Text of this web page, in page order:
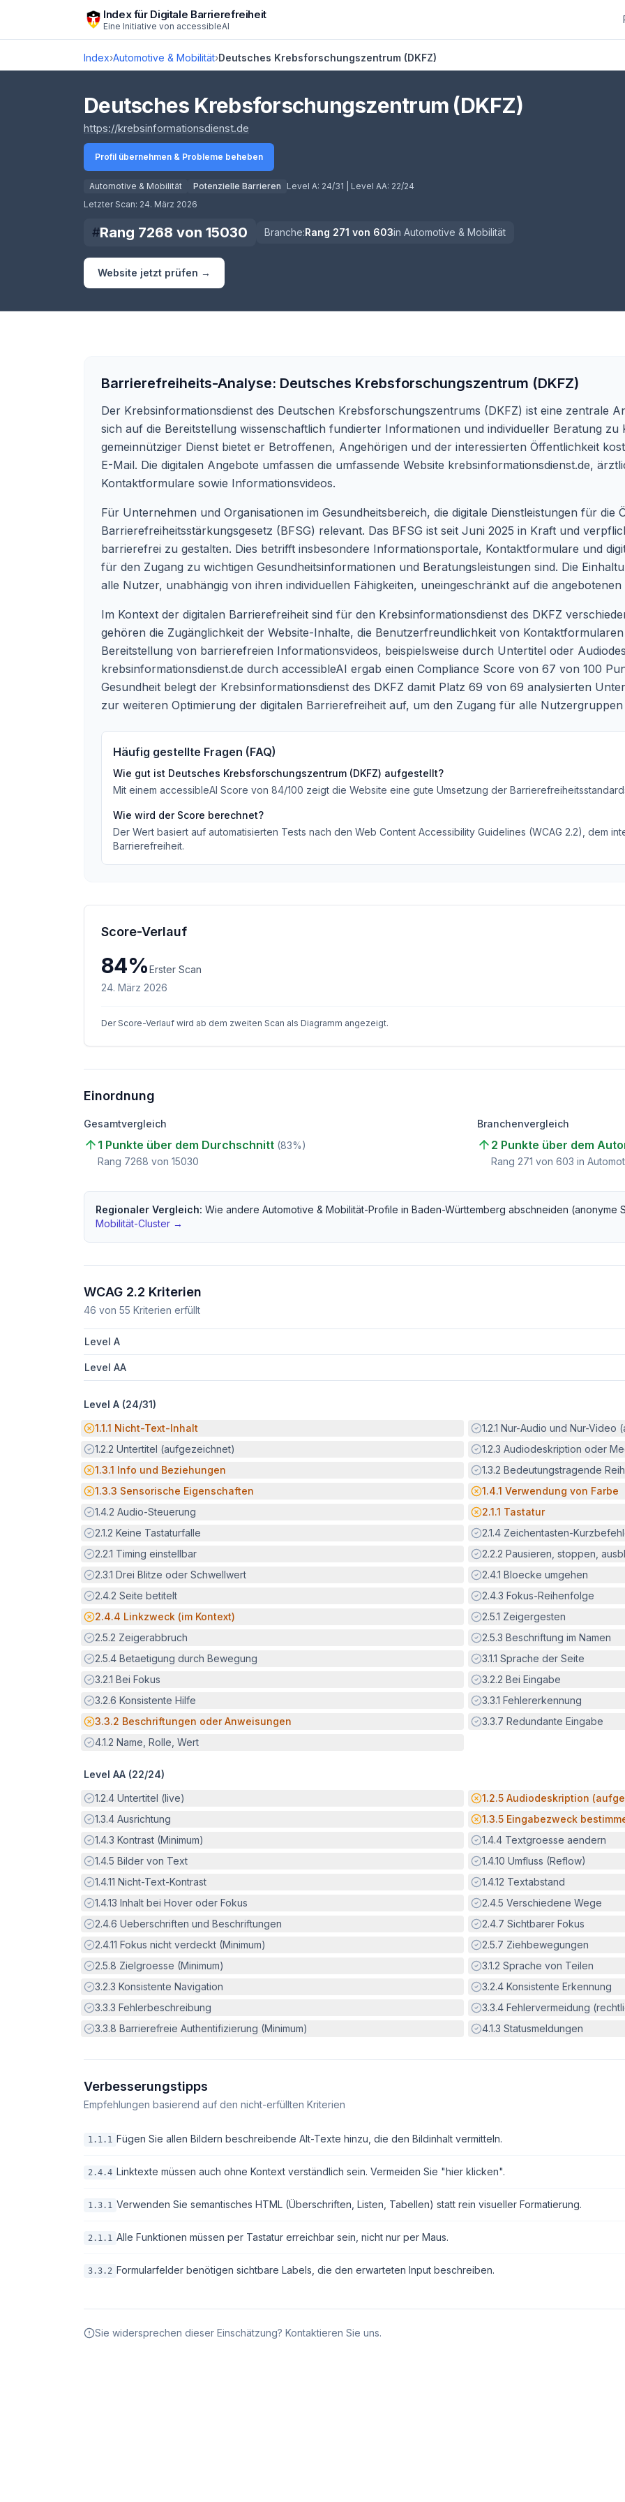
Zum Hauptinhalt springenIndex für Digitale Barrierefreiheit
Eine Initiative von accessibleAI
Index›Automotive & Mobilität›Deutsches Krebsforschungszentrum (DKFZ)
Score lädt
Deutsches Krebsforschungszentrum (DKFZ)
https://krebsinformationsdienst.de
Profil übernehmen & Probleme beheben
Automotive & Mobilität Potenzielle Barrieren Level A: 24/31 | Level AA: 22/24
Letzter Scan: 24. März 2026
#Rang 7268 von 15030 Branche:Rang 271 von 603in Automotive & Mobilität
Website jetzt prüfen →
Barrierefreiheits-Analyse: Deutsches Krebsforschungszentrum (DKFZ)
Der Krebsinformationsdienst des Deutschen Krebsforschungszentrums (DKFZ) ist eine zentrale
sich auf die Bereitstellung wissenschaftlich fundierter Informationen und individueller Beratung
gemeinnütziger Dienst bietet er Betroffenen, Angehörigen und der interessierten Öffentlichkeit
E-Mail. Die digitalen Angebote umfassen die umfassende Website krebsinformationsdienst.de,
Kontaktformulare sowie Informationsvideos.
Für Unternehmen und Organisationen im Gesundheitsbereich, die digitale Dienstleistungen für die
Barrierefreiheitsstärkungsgesetz (BFSG) relevant. Das BFSG ist seit Juni 2025 in Kraft und
barrierefrei zu gestalten. Dies betrifft insbesondere Informationsportale, Kontaktformulare und
für den Zugang zu wichtigen Gesundheitsinformationen und Beratungsleistungen sind. Die
alle Nutzer, unabhängig von ihren individuellen Fähigkeiten, uneingeschränkt auf die
Im Kontext der digitalen Barrierefreiheit sind für den Krebsinformationsdienst des DKFZ
gehören die Zugänglichkeit der Website-Inhalte, die Benutzerfreundlichkeit von
Bereitstellung von barrierefreien Informationsvideos, beispielsweise durch Untertitel oder
krebsinformationsdienst.de durch accessibleAI ergab einen Compliance Score von 67 von 100
Gesundheit belegt der Krebsinformationsdienst des DKFZ damit Platz 69 von 69 analysierten
zur weiteren Optimierung der digitalen Barrierefreiheit auf, um den Zugang für alle
Häufig gestellte Fragen (FAQ)
Wie gut ist Deutsches Krebsforschungszentrum (DKFZ) aufgestellt?
Mit einem accessibleAI Score von 84/100 zeigt die Website eine gute Umsetzung der
Wie wird der Score berechnet?
Der Wert basiert auf automatisierten Tests nach den Web Content Accessibility Guidelines (WCAG 2.2), dem
Barrierefreiheit.
Score-Verlauf
84%Erster Scan
24. März 2026
Der Score-Verlauf wird ab dem zweiten Scan als Diagramm angezeigt.
Einordnung
Gesamtvergleich
1 Punkte über dem Durchschnitt (83%)
Rang 7268 von 15030
Branchenvergleich
2 Punkte über dem
Rang 271 von 603 in
Regionaler Vergleich: Wie andere Automotive & Mobilität-Profile in Baden-Württemberg abschneiden (anonyme
Mobilität-Cluster →
WCAG 2.2 Kriterien
46 von 55 Kriterien erfüllt
Level A
Level AA
Level A (24/31)
Potenzielle Barriere:
1.1.1 Nicht-Text-Inhalt Erfüllt:
1.2.1 Nur-Audio und Nur-Video
Erfüllt:
1.2.2 Untertitel (aufgezeichnet) Erfüllt:
1.2.3 Audiodeskription oder
Potenzielle Barriere:
1.3.1 Info und Beziehungen Erfüllt:
1.3.2 Bedeutungstragende
Potenzielle Barriere:
1.3.3 Sensorische Eigenschaften Potenzielle Barriere:
1.4.1 Verwendung von Farbe
Erfüllt:
1.4.2 Audio-Steuerung Potenzielle Barriere:
2.1.1 Tastatur
Erfüllt:
2.1.2 Keine Tastaturfalle Erfüllt:
2.1.4 Zeichentasten-
Erfüllt:
2.2.1 Timing einstellbar Erfüllt:
2.2.2 Pausieren, stoppen,
Erfüllt:
2.3.1 Drei Blitze oder Schwellwert Erfüllt:
2.4.1 Bloecke umgehen
Erfüllt:
2.4.2 Seite betitelt Erfüllt:
2.4.3 Fokus-Reihenfolge
Potenzielle Barriere:
2.4.4 Linkzweck (im Kontext) Erfüllt:
2.5.1 Zeigergesten
Erfüllt:
2.5.2 Zeigerabbruch Erfüllt:
2.5.3 Beschriftung im Namen
Erfüllt:
2.5.4 Betaetigung durch Bewegung Erfüllt:
3.1.1 Sprache der Seite
Erfüllt:
3.2.1 Bei Fokus Erfüllt:
3.2.2 Bei Eingabe
Erfüllt:
3.2.6 Konsistente Hilfe Erfüllt:
3.3.1 Fehlererkennung
Potenzielle Barriere:
3.3.2 Beschriftungen oder Anweisungen Erfüllt:
3.3.7 Redundante Eingabe
Erfüllt:
4.1.2 Name, Rolle, Wert
Level AA (22/24)
Erfüllt:
1.2.4 Untertitel (live) Potenzielle Barriere:
1.2.5 Audiodeskription
Erfüllt:
1.3.4 Ausrichtung Potenzielle Barriere:
1.3.5 Eingabezweck
Erfüllt:
1.4.3 Kontrast (Minimum) Erfüllt:
1.4.4 Textgroesse aendern
Erfüllt:
1.4.5 Bilder von Text Erfüllt:
1.4.10 Umfluss (Reflow)
Erfüllt:
1.4.11 Nicht-Text-Kontrast Erfüllt:
1.4.12 Textabstand
Erfüllt:
1.4.13 Inhalt bei Hover oder Fokus Erfüllt:
2.4.5 Verschiedene Wege
Erfüllt:
2.4.6 Ueberschriften und Beschriftungen Erfüllt:
2.4.7 Sichtbarer Fokus
Erfüllt:
2.4.11 Fokus nicht verdeckt (Minimum) Erfüllt:
2.5.7 Ziehbewegungen
Erfüllt:
2.5.8 Zielgroesse (Minimum) Erfüllt:
3.1.2 Sprache von Teilen
Erfüllt:
3.2.3 Konsistente Navigation Erfüllt:
3.2.4 Konsistente Erkennung
Erfüllt:
3.3.3 Fehlerbeschreibung Erfüllt:
3.3.4 Fehlervermeidung
Erfüllt:
3.3.8 Barrierefreie Authentifizierung (Minimum) Erfüllt:
4.1.3 Statusmeldungen
Verbesserungstipps
Empfehlungen basierend auf den nicht-erfüllten Kriterien
1.1.1 Fügen Sie allen Bildern beschreibende Alt-Texte hinzu, die den Bildinhalt vermitteln.
2.4.4 Linktexte müssen auch ohne Kontext verständlich sein. Vermeiden Sie "hier klicken".
1.3.1 Verwenden Sie semantisches HTML (Überschriften, Listen, Tabellen) statt rein visueller Formatierung.
2.1.1 Alle Funktionen müssen per Tastatur erreichbar sein, nicht nur per Maus.
3.3.2 Formularfelder benötigen sichtbare Labels, die den erwarteten Input beschreiben.
Sie widersprechen dieser Einschätzung? Kontaktieren Sie uns.